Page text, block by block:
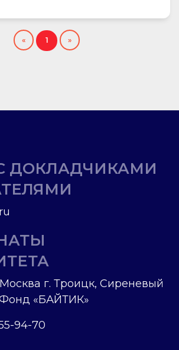
« 1 »
ДОКЛАДЧИКАМИ
Москва г. Троицк, Сиреневый
Фонд «БАЙТИК»
94-70